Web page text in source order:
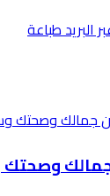
البريدطباعة
جمالك